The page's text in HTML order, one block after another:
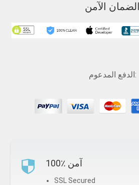
الضمان الآمن
الدفع المدعوم:
100٪ آمن
SSL Secured